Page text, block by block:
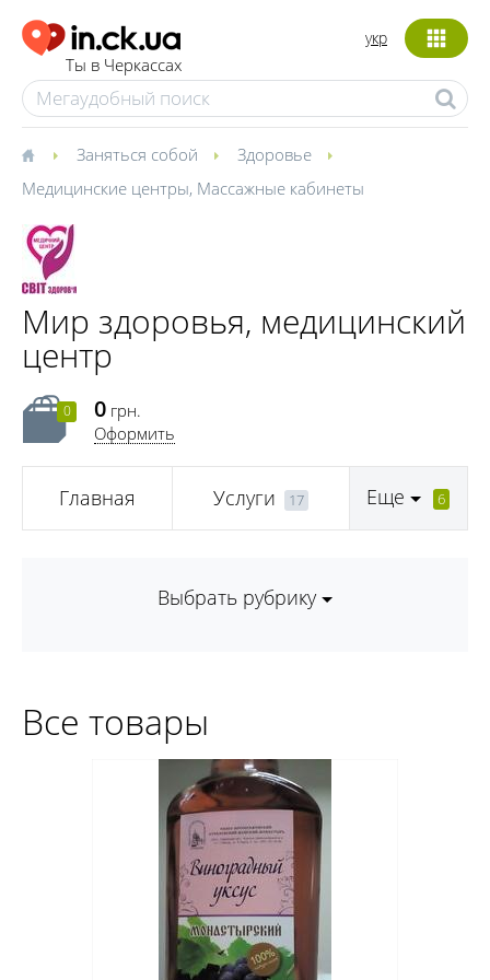
Ты в Черкассах
укр
Заняться собой
Здоровье
Медицинские центры, Массажные кабинеты
Мир здоровья, медицинский
центр
0 0 грн.
Оформить
Главная Услуги 17 Еще 6
Выбрать рубрику
Все товары